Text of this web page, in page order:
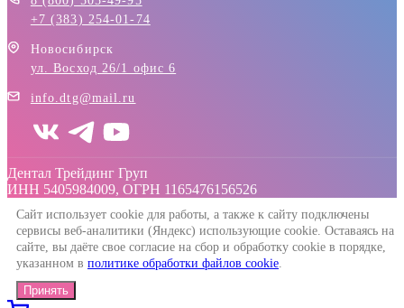
+7 (383) 254-01-74
Новосибирск
ул. Восход 26/1 офис 6
info.dtg@mail.ru
Дентал Трейдинг Груп
ИНН 5405984009, ОГРН 1165476156526
Сайт использует cookie для работы, а также к сайту подключены
сервисы веб-аналитики (Яндекс) использующие cookie. Оставаясь на
сайте, вы даёте свое согласие на сбор и обработку cookie в порядке,
указанном в политике обработки файлов cookie.
Принять